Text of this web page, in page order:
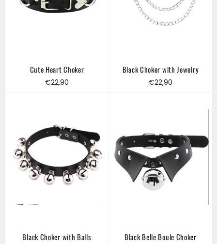
Cute Heart Choker
Regular
€22,90
Black Choker with Jewelry
Regular
€22,90
Black Choker with Balls Black Belle Boule Choker